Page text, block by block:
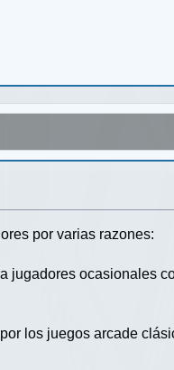
por varias razones:
jugadores ocasionales
los juegos arcade